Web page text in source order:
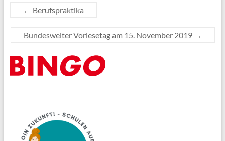
← Berufspraktika
Bundesweiter Vorlesetag am 15. November 2019 →